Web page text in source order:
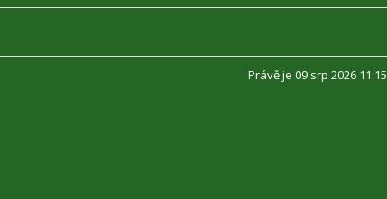
Právě je 09 srp 2026 11:15